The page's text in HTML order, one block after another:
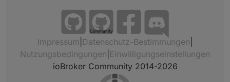
Community
Impressum Datenschutz-Bestimmungen
Nutzungsbedingungen Einwilligungseinstellungen
ioBroker Community 2014-2026